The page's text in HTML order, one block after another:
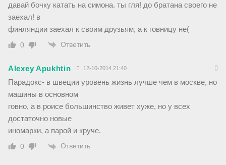
давай бочку катать на симона. ты гля! до братана своего не
заехал! в
финляндии заехал к своим друзьям, а к говницу не(
0 Ответить
Alexey Apukhtin 12-10-2014 21:40
Парадокс- в швеции уровень жизнь лучше чем в москве, но
машины в основном
говно, а в роисе большинство живет хуже, но у всех
достаточно новые
иномарки, а парой и круче.
0 Ответить